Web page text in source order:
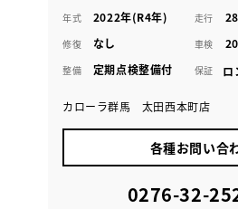
年式 2022年(R4年) 走行
修復 なし 車検
整備 定期点検整備付 保証 ロ
カローラ群馬 太田西本町店
各種お問い合
0276-32-